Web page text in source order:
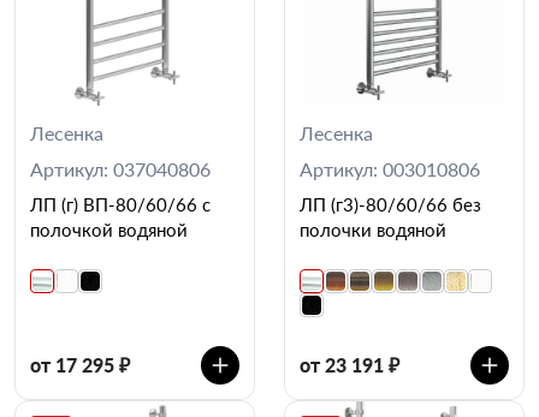
Лесенка
Артикул: 037040806
ЛП (г) ВП-80/60/66 с
полочкой водяной
от 17 295 ₽
Лесенка
Артикул: 003010806
ЛП (г3)-80/60/66 без
полочки водяной
от 23 191 ₽